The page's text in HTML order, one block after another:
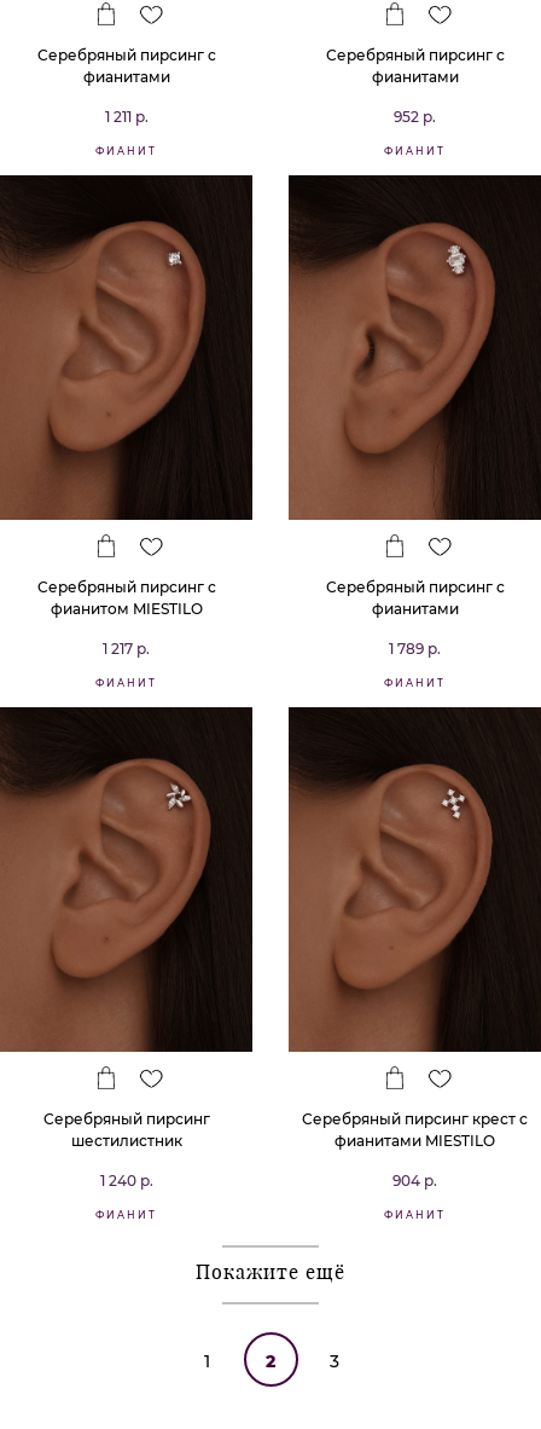
Серебряный пирсинг с
фианитами
1 211 р.
ФИАНИТ
Серебряный пирсинг с
фианитами
952 р.
ФИАНИТ
Серебряный пирсинг с
фианитом MIESTILO
1 217 р.
ФИАНИТ
Серебряный пирсинг с
фианитами
1 789 р.
ФИАНИТ
Серебряный пирсинг
шестилистник
1 240 р.
ФИАНИТ
Серебряный пирсинг крест с
фианитами MIESTILO
904 р.
ФИАНИТ
Покажите ещё
1 2 3